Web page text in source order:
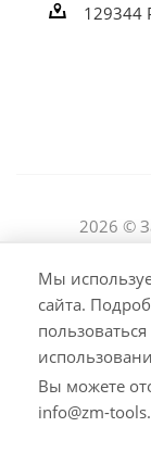
129344
2026 ©
подборки
Мы
сайта.
Вы можете
info@zm-